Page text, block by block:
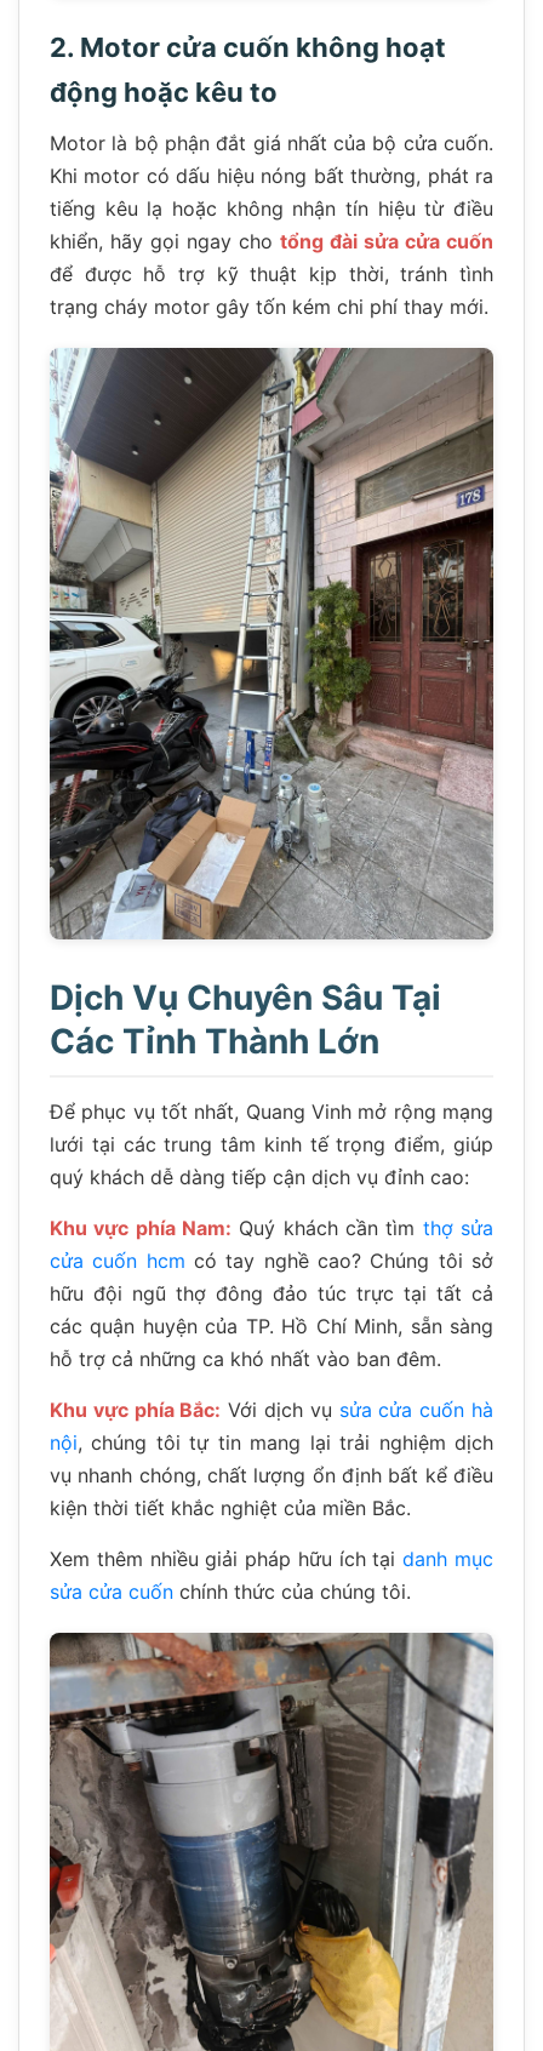
2. Motor cửa cuốn không hoạt
động hoặc kêu to
Motor là bộ phận đắt giá nhất của bộ cửa cuốn.
Khi motor có dấu hiệu nóng bất thường, phát ra
tiếng kêu lạ hoặc không nhận tín hiệu từ điều
khiển, hãy gọi ngay cho tổng đài sửa cửa cuốn
để được hỗ trợ kỹ thuật kịp thời, tránh tình
trạng cháy motor gây tốn kém chi phí thay mới.
Dịch Vụ Chuyên Sâu Tại
Các Tỉnh Thành Lớn
Để phục vụ tốt nhất, Quang Vinh mở rộng mạng
lưới tại các trung tâm kinh tế trọng điểm, giúp
quý khách dễ dàng tiếp cận dịch vụ đỉnh cao:
Khu vực phía Nam: Quý khách cần tìm thợ sửa
cửa cuốn hcm có tay nghề cao? Chúng tôi sở
hữu đội ngũ thợ đông đảo túc trực tại tất cả
các quận huyện của TP. Hồ Chí Minh, sẵn sàng
hỗ trợ cả những ca khó nhất vào ban đêm.
Khu vực phía Bắc: Với dịch vụ sửa cửa cuốn hà
nội, chúng tôi tự tin mang lại trải nghiệm dịch
vụ nhanh chóng, chất lượng ổn định bất kể điều
kiện thời tiết khắc nghiệt của miền Bắc.
Xem thêm nhiều giải pháp hữu ích tạidanh mục
sửa cửa cuốn chính thức của chúng tôi.